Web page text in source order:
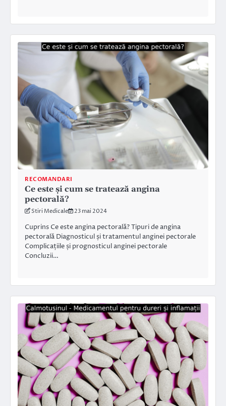
RECOMANDARI
Ce este și cum se tratează angina
pectorală?
Stiri Medicale 23 mai 2024
Cuprins Ce este angina pectorală? Tipuri de angina
pectorală Diagnosticul și tratamentul anginei pectorale
Complicațiile și prognosticul anginei pectorale
Concluzii…